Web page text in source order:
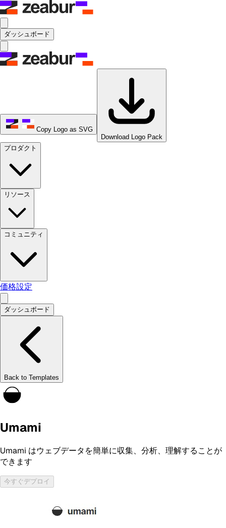
ダッシュボード
Copy Logo as SVG
Download Logo Pack
プロダクト
リソース
コミュニティ
価格設定
ダッシュボード
Back to Templates
Umami
Umami はウェブデータを簡単に収集、分析、理解することが
できます
今すぐデプロイ